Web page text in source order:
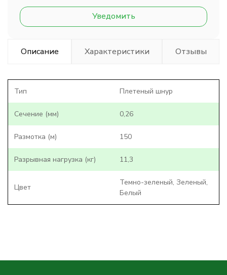
Уведомить
Описание Характеристики Отзывы
Тип Плетеный шнур
Сечение (мм) 0,26
Размотка (м) 150
Разрывная нагрузка (кг) 11,3
Цвет
Темно-зеленый, Зеленый,
Белый